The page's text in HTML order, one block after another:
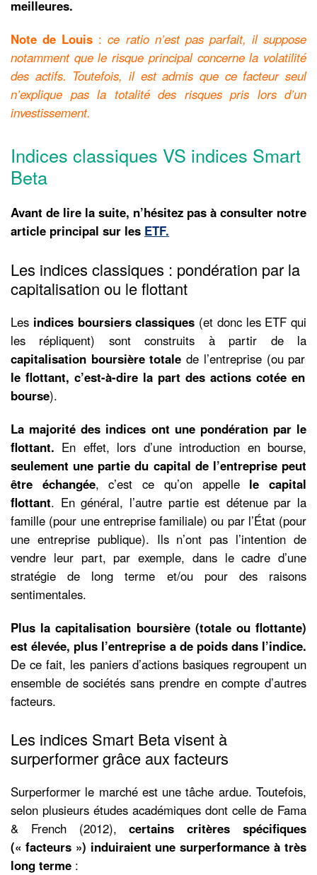
meilleures.
Note de Louis :ce ratio n’est pas parfait, il suppose
notamment que le risque principal concerne la volatilité
des actifs. Toutefois, il est admis que ce facteur seul
n’explique pas la totalité des risques pris lors d’un
investissement.
Indices classiques VS indices Smart
Beta
Avant de lire la suite, n’hésitez pas à consulter notre
article principal sur les ETF.
Les indices classiques : pondération par la
capitalisation ou le flottant
Les indices boursiers classiques (et donc les ETF qui
les répliquent) sont construits à partir de la
capitalisation boursière totale de l’entreprise (ou par
le flottant, c’est-à-dire la part des actions cotée en
bourse).
La majorité des indices ont une pondération par le
flottant. En effet, lors d’une introduction en bourse,
seulement une partie du capital de l’entreprise peut
être échangée, c’est ce qu’on appelle le capital
flottant. En général, l’autre partie est détenue par la
famille (pour une entreprise familiale) ou par l’État (pour
une entreprise publique). Ils n’ont pas l’intention de
vendre leur part, par exemple, dans le cadre d’une
stratégie de long terme et/ou pour des raisons
sentimentales.
Plus la capitalisation boursière (totale ou flottante)
est élevée, plus l’entreprise a de poids dans l’indice.
De ce fait, les paniers d’actions basiques regroupent un
ensemble de sociétés sans prendre en compte d’autres
facteurs.
Les indices Smart Beta visent à
surperformer grâce aux facteurs
Surperformer le marché est une tâche ardue. Toutefois,
selon plusieurs études académiques dont celle de Fama
& French (2012),certains critères spécifiques
(« facteurs ») induiraient une surperformance à très
long terme :